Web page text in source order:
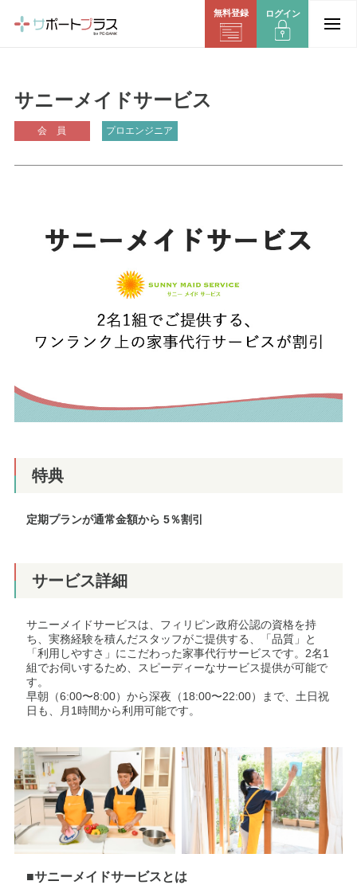
無料登録 ログイン
サニーメイドサービス
会 員 プロエンジニア
特典
定期プランが通常金額から 5％割引
サービス詳細
サニーメイドサービスは、フィリピン政府公認の資格を持
ち、実務経験を積んだスタッフがご提供する、「品質」と
「利用しやすさ」にこだわった家事代行サービスです。2名1
組でお伺いするため、スピーディーなサービス提供が可能で
す。
早朝（6:00〜8:00）から深夜（18:00〜22:00）まで、土日祝
日も、月1時間から利用可能です。
■サニーメイドサービスとは